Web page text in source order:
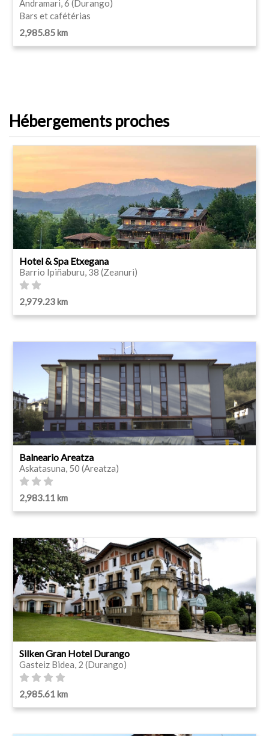
Andramari, 6 (Durango)
Bars et cafétérias
2,985.85 km
Hébergements proches
Hotel & Spa Etxegana
Barrio Ipiñaburu, 38 (Zeanuri)
2,979.23 km
Balneario Areatza
Askatasuna, 50 (Areatza)
2,983.11 km
Silken Gran Hotel Durango
Gasteiz Bidea, 2 (Durango)
2,985.61 km